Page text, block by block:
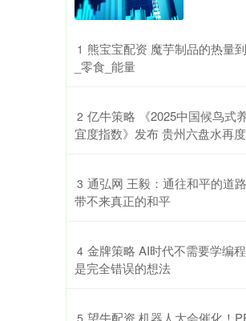
1 熊宝宝配资 魔芋制品的热量
_零食_能量
2 亿牛策略 《2025中国候鸟式
宜度指数》发布 贵州六盘水再
3 通弘网 王毅：通往和平的道
带不来真正的和平
4 金牌策略 AI时代不需要学编
是完全错误的想法
5 望牛配资 机器人大会催化！